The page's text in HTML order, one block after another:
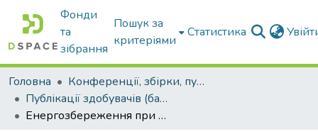
Фонди
та
зібрання
Пошук за
критеріями
Статистика
Головна
Конференції, збірки, публікації молодих вчених і здобувачів : магістрів, бакалаврів, аспірантів.
Публікації здобувачів (бакалаврів. магістрів, аспірантів)
Енергозбереження при обробці зерна на зернопунктах